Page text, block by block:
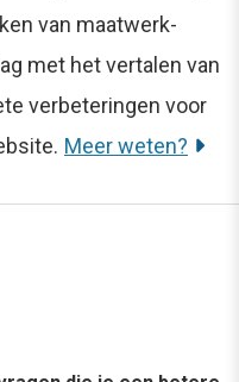
van maatwerk-
met het vertalen van
verbeteringen voor
Meer weten?